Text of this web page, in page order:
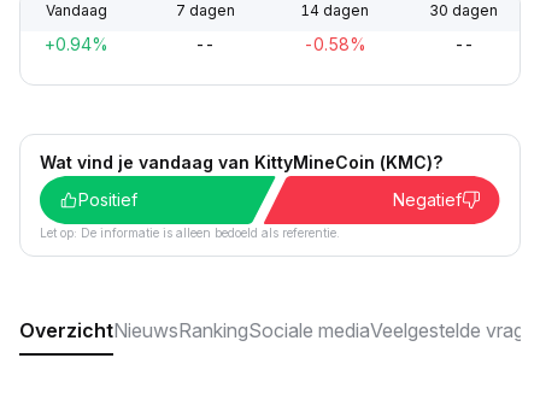
Vandaag 7 dagen 14 dagen 30 dagen
+0.94% -- -0.58% --
Wat vind je vandaag van KittyMineCoin (KMC)?
Positief
Negatief
Let op: De informatie is alleen bedoeld als referentie.
OverzichtNieuwsRankingSociale mediaVeelgestelde